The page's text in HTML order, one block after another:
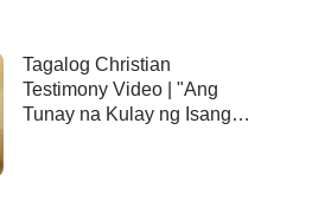
Tagalog Christian
Testimony Video | "Ang
Tunay na Kulay ng Isang